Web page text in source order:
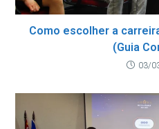
Como escolher a
(Guia
03/